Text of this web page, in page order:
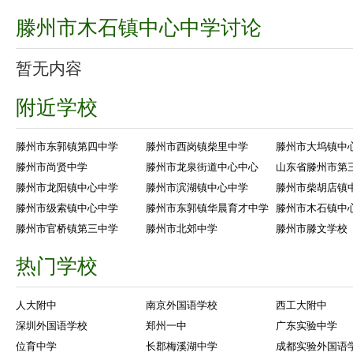
滕州市木石镇中心中学讨论
暂无内容
附近学校
滕州市东郭镇第四中学 滕州市西岗镇柴里中学
滕州市大坞镇中
滕州市尚贤中学
滕州市龙泉街道中心中心
山东省滕州市第
滕州市龙阳镇中心中学
滕州市滨湖镇中心中学
滕州市柴胡店镇
滕州市级索镇中心中学
滕州市东郭镇华晨育才中学
滕州市木石镇中
滕州市官桥镇第三中学
滕州市北郊中学 滕州市滕文学校
热门学校
人大附中 南京外国语学校
西工大附中
深圳外国语学校
郑州一中
广东实验中学
位育中学
长郡梅溪湖中学
成都实验外国语